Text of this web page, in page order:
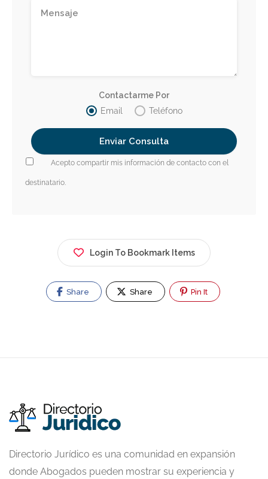
Contactarme Por
Email
Teléfono
Acepto compartir mis información de contacto con el
destinatario.
Login To Bookmark Items
Share Share Pin It
Directorio Jurídico es una comunidad en expansión
donde Abogados pueden mostrar su experiencia y